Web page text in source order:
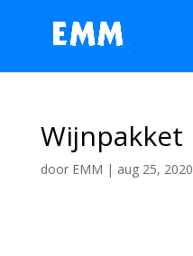
Wijnpakket
door EMM | aug 25, 2020